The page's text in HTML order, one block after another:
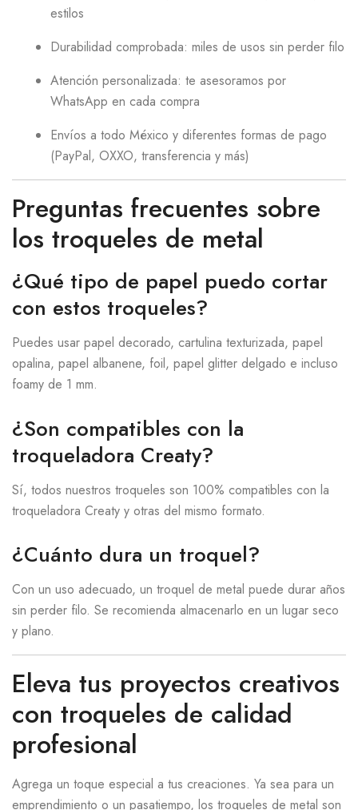
estilos
Durabilidad comprobada: miles de usos sin perder filo
Atención personalizada: te asesoramos por
WhatsApp en cada compra
Envíos a todo México y diferentes formas de pago
(PayPal, OXXO, transferencia y más)
Preguntas frecuentes sobre
los troqueles de metal
¿Qué tipo de papel puedo cortar
con estos troqueles?
Puedes usar papel decorado, cartulina texturizada, papel
opalina, papel albanene, foil, papel glitter delgado e incluso
foamy de 1 mm.
¿Son compatibles con la
troqueladora Creaty?
Sí, todos nuestros troqueles son 100% compatibles con la
troqueladora Creaty y otras del mismo formato.
¿Cuánto dura un troquel?
Con un uso adecuado, un troquel de metal puede durar años
sin perder filo. Se recomienda almacenarlo en un lugar seco
y plano.
Eleva tus proyectos creativos
con troqueles de calidad
profesional
Agrega un toque especial a tus creaciones. Ya sea para un
emprendimiento o un pasatiempo, los troqueles de metal son